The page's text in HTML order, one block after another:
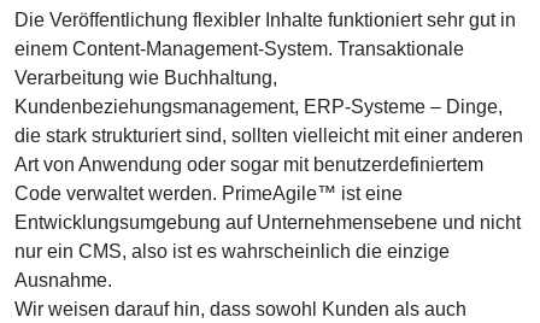
Die Veröffentlichung flexibler Inhalte funktioniert sehr gut in
einem Content-Management-System. Transaktionale
Verarbeitung wie Buchhaltung,
Kundenbeziehungsmanagement, ERP-Systeme – Dinge,
die stark strukturiert sind, sollten vielleicht mit einer anderen
Art von Anwendung oder sogar mit benutzerdefiniertem
Code verwaltet werden. PrimeAgile™ ist eine
Entwicklungsumgebung auf Unternehmensebene und nicht
nur ein CMS, also ist es wahrscheinlich die einzige
Ausnahme.
Wir weisen darauf hin, dass sowohl Kunden als auch